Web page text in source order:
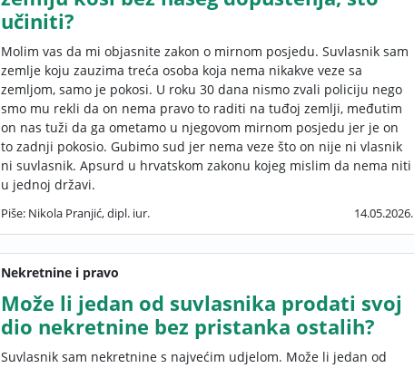
učiniti?
Molim vas da mi objasnite zakon o mirnom posjedu. Suvlasnik sam
zemlje koju zauzima treća osoba koja nema nikakve veze sa
zemljom, samo je pokosi. U roku 30 dana nismo zvali policiju nego
smo mu rekli da on nema pravo to raditi na tuđoj zemlji, međutim
on nas tuži da ga ometamo u njegovom mirnom posjedu jer je on
to zadnji pokosio. Gubimo sud jer nema veze što on nije ni vlasnik
ni suvlasnik. Apsurd u hrvatskom zakonu kojeg mislim da nema niti
u jednoj državi.
Piše: Nikola Pranjić, dipl. iur. 14.05.2026.
Nekretnine i pravo
Može li jedan od suvlasnika prodati svoj
dio nekretnine bez pristanka ostalih?
Suvlasnik sam nekretnine s najvećim udjelom. Može li jedan od